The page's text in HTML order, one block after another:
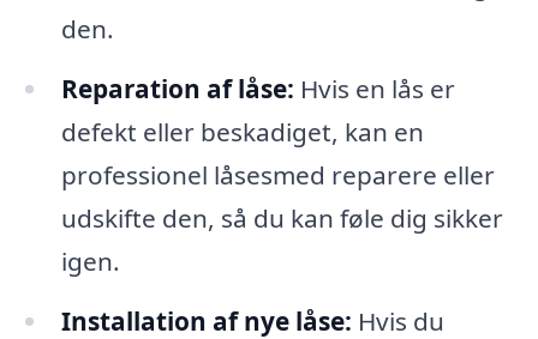
den.
Reparation af låse: Hvis en lås er
defekt eller beskadiget, kan en
professionel låsesmed reparere eller
udskifte den, så du kan føle dig sikker
igen.
Installation af nye låse: Hvis du